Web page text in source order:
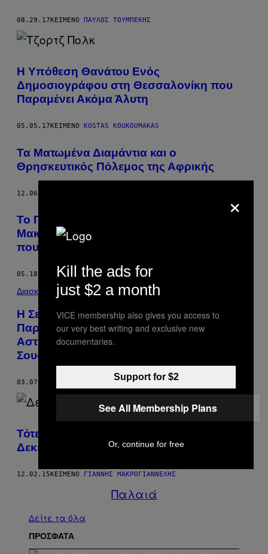
08.29.17ΚΕΊΜΕΝΟ ΠΑΎΛΟΣ ΤΟΥΜΠΈΚΗΣ
Η Υπόθεση Θανάτου Ενός
Δημοσιογράφου στη Θεσσαλονίκη που
Παραμένει Ακόμα Άλυτη
05.05.17 ΚΕΊΜΕΝΟ KOSTAS KOUKOUMAKAS
Τα Ματωμένα Διαμάντια και ο
Θρησκευτικός Πόλεμος της Αφρικής
12.06.16
Το Γκουρμέ «Μενού Εξορίας» στη
Μακρόνησο Είναι το Χειρότερο Πράγμα
που θα Δεις Σήμερα στο Ίντερνετ
05.18.16 ΚΕΊΜΕΝΟΜΕΛΠΟΜΈΝΗ ΜΑΡΑΓΚΊΔΟΥ
Διασκέδαση
Η Σειρά «VICE on HBO» στον ΑΝΤ1
Παρουσιάζει Ένα Πειραματικό Σχέδιο της
Αστυνομίας και τον Ξεχασμένο Πόλεμο στο
Σουδάν
03.07.16 VICE STAFF
Τότε και Τώρα: Η Αθήνα Μετά τα
Δεκεμβριανά
12.02.15 ΚΕΊΜΕΝΟ ΓΙΆΝΝΗΣ ΜΑΚΡΟΓΙΑΝΝΈΛΗΣ
Παλαιά
Δείτε τα όλα
ΠΡΟΣΦΑΤΑ
×
Kill the ads for
just $2 a month
VICE membership also gives you access to
our very best writing and exclusive new
documentaries.
Support for $2
See All Membership Plans
Or, continue for free